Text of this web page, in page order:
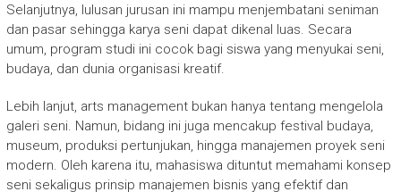
Selanjutnya, lulusan jurusan ini mampu menjembatani seniman
dan pasar sehingga karya seni dapat dikenal luas. Secara
umum, program studi ini cocok bagi siswa yang menyukai seni,
budaya, dan dunia organisasi kreatif.
Lebih lanjut, arts management bukan hanya tentang mengelola
galeri seni. Namun, bidang ini juga mencakup festival budaya,
museum, produksi pertunjukan, hingga manajemen proyek seni
modern. Oleh karena itu, mahasiswa dituntut memahami konsep
seni sekaligus prinsip manajemen bisnis yang efektif dan